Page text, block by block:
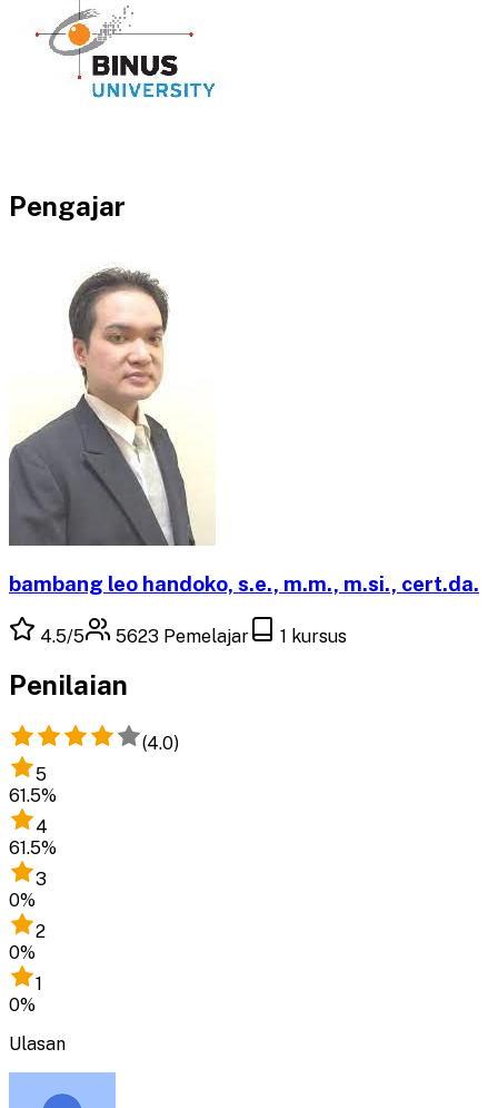
Pengajar
bambang leo handoko, s.e., m.m., m.si., cert.da.
4.5/5 5623 Pemelajar 1 kursus
Penilaian
(4.0)
5
61.5%
4
61.5%
3
0%
2
0%
1
0%
Ulasan